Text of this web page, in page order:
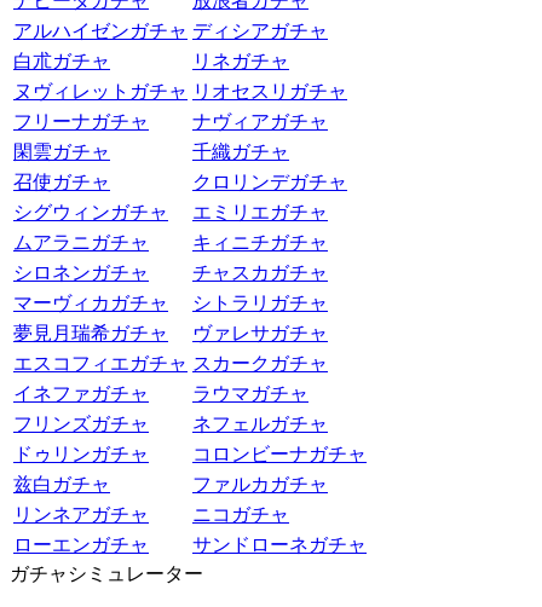
アルハイゼンガチャ ディシアガチャ
白朮ガチャ
リネガチャ
ヌヴィレットガチャ リオセスリガチャ
フリーナガチャ
ナヴィアガチャ
閑雲ガチャ
千織ガチャ
召使ガチャ
クロリンデガチャ
シグウィンガチャ
エミリエガチャ
ムアラニガチャ
キィニチガチャ
シロネンガチャ
チャスカガチャ
マーヴィカガチャ
シトラリガチャ
夢見月瑞希ガチャ
ヴァレサガチャ
エスコフィエガチャ スカークガチャ
イネファガチャ
ラウマガチャ
フリンズガチャ
ネフェルガチャ
ドゥリンガチャ
コロンビーナガチャ
兹白ガチャ
ファルカガチャ
リンネアガチャ
ニコガチャ
ローエンガチャ
サンドローネガチャ
ガチャシミュレーター